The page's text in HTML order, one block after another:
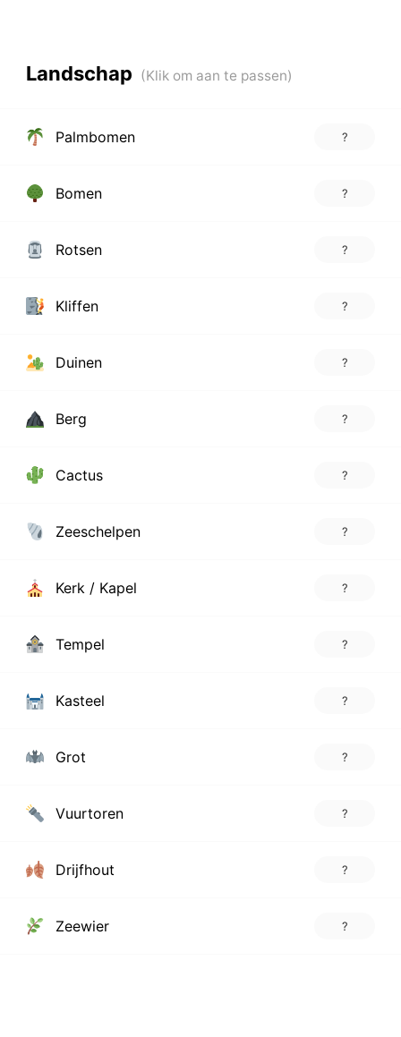
Landschap
Palmbomen ?
Bomen ?
Rotsen ?
Kliffen ?
Duinen ?
Berg ?
Cactus ?
Zeeschelpen ?
Kerk / Kapel ?
Tempel ?
Kasteel ?
Grot ?
Vuurtoren ?
Drijfhout ?
Zeewier ?